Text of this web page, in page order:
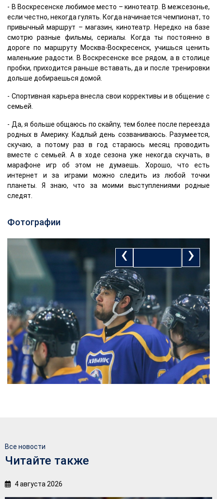
- В Воскресенске любимое место – кинотеатр. В межсезонье,
если честно, некогда гулять. Когда начинается чемпионат, то
привычный маршрут – магазин, кинотеатр. Нередко на базе
смотрю разные фильмы, сериалы. Когда ты постоянно в
дороге по маршруту Москва-Воскресенск, учишься ценить
маленькие радости. В Воскресенске все рядом, а в столице
пробки, приходится раньше вставать, да и после тренировки
дольше добираешься домой.
- Спортивная карьера внесла свои коррективы и в общение с
семьей.
- Да, я больше общаюсь по скайпу, тем более после переезда
родных в Америку. Кадлый день созваниваюсь. Разумеется,
скучаю, а потому раз в год стараюсь месяц проводить
вместе с семьей. А в ходе сезона уже некогда скучать, в
марафоне игр об этом не думаешь. Хорошо, что есть
интернет и за играми можно следить из любой точки
планеты. Я знаю, что за моими выступлениями родные
следят.
Фотографии
‹ ›
Все новости
Читайте также
4 августа 2026